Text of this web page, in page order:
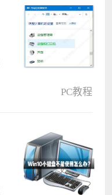
PC教程